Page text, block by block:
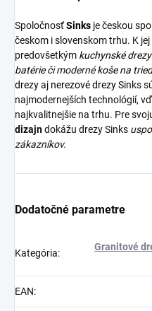
SpoločnosťSinks je českou
českom i slovenskom trhu. K
predovšetkým kuchynské drezy
batérieči modernékoše na
drezyaj nerezové drezySinks
najmodernejších technológií,
najkvalitnejšie na trhu. Pre
dizajndokážu drezy Sinks
zákazníkov.
Dodatočné parametre
Kategória:
Granitové
EAN: